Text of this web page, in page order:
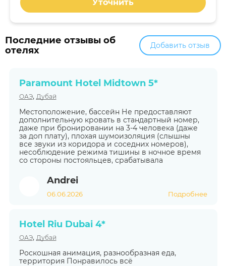
Уточнить
Последние отзывы об
отелях
Добавить отзыв
Paramount Hotel Midtown 5*
ОАЭ, Дубай
Местоположение, бассейн Не предоставляют
дополнительную кровать в стандартный номер,
даже при бронировании на 3-4 человека (даже
за доп плату), плохая шумоизоляция (слышны
все звуки из коридора и соседних номеров),
несоблюдение режима тишины в ночное время
со стороны постояльцев, срабатывала
Andrei
06.06.2026 Подробнее
Hotel Riu Dubai 4*
ОАЭ, Дубай
Роскошная анимация, разнообразная еда,
территория Понравилось всё